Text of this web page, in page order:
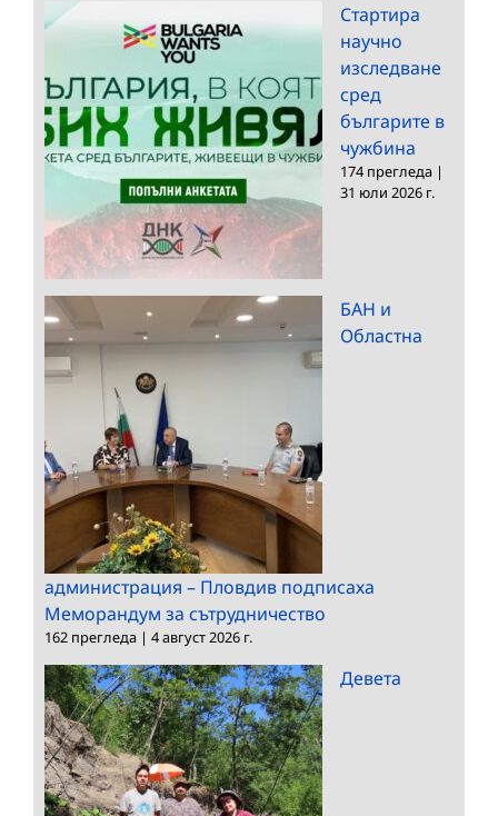
Стартира
научно
изследване
сред
българите в
чужбина
174 прегледа |
31 юли 2026 г.
БАН и
Областна
администрация – Пловдив подписаха
Меморандум за сътрудничество
162 прегледа | 4 август 2026 г.
Девета